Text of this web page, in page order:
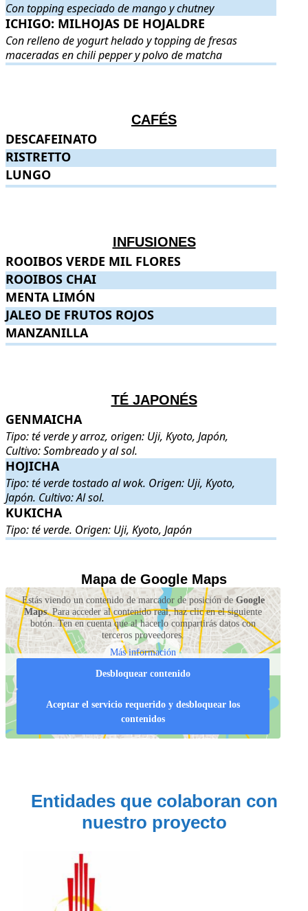
Con topping especiado de mango y chutney
ICHIGO: MILHOJAS DE HOJALDRE . Con relleno de yogurt
ICHIGO: MILHOJAS DE HOJALDRE
Con relleno de yogurt helado y topping de fresas
maceradas en chili pepper y polvo de matcha
..
CAFÉS
DESCAFEINATO .
DESCAFEINATO
RISTRETTO .
RISTRETTO
LUNGO .
LUNGO
..
INFUSIONES
ROOIBOS VERDE MIL FLORES ..
ROOIBOS VERDE MIL FLORES
ROOIBOS CHAI ..
ROOIBOS CHAI
MENTA LIMÓN ..
MENTA LIMÓN
JALEO DE FRUTOS ROJOS ..
JALEO DE FRUTOS ROJOS
MANZANILLA .
MANZANILLA
..
TÉ JAPONÉS
GENMAICHA . Tipo: té verde y arroz, origen: Uji, Kyoto, Japón,
GENMAICHA
Tipo: té verde y arroz, origen: Uji, Kyoto, Japón,
Cultivo: Sombreado y al sol.
HOJICHA . Tipo: té verde tostado al wok. Origen: Uji, Kyoto,
HOJICHA
Tipo: té verde tostado al wok. Origen: Uji, Kyoto,
Japón. Cultivo: Al sol.
KUKICHA . Tipo: té verde. Origen: Uji, Kyoto, Japón
KUKICHA
Tipo: té verde. Origen: Uji, Kyoto, Japón
..
Mapa de Google Maps
Estás viendo un contenido de marcador de posición deGoogle
Maps. Para acceder al contenido real, haz clic en el siguiente
botón. Ten en cuenta que al hacerlo compartirás datos con
terceros proveedores.
Más información
Desbloquear contenido
Aceptar el servicio requerido y desbloquear los
contenidos
Entidades que colaboran con
nuestro proyecto